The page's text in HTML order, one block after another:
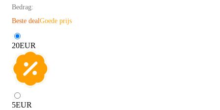
Bedrag:
Beste dealGoede prijs
20EUR
5EUR